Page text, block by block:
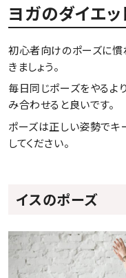
ヨガのダイエ
初心者向けのポーズに慣
きましょう。
毎日同じポーズをやるよ
み合わせると良いです。
ポーズは正しい姿勢でキ
してください。
イスのポーズ